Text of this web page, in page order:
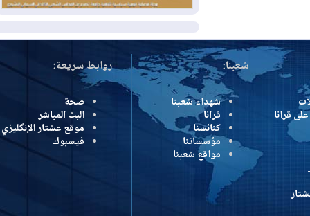
المزيد
شعبنا:
شهداء شعبنا
قرانا
كنائسنا
مؤسساتنا
مواقع شعبنا
روابط سريعة:
صحة
البث المباشر
موقع عشتار الإنگليزي
فيسبوك